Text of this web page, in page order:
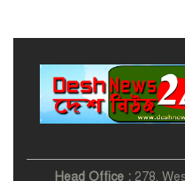
Head Office :278,